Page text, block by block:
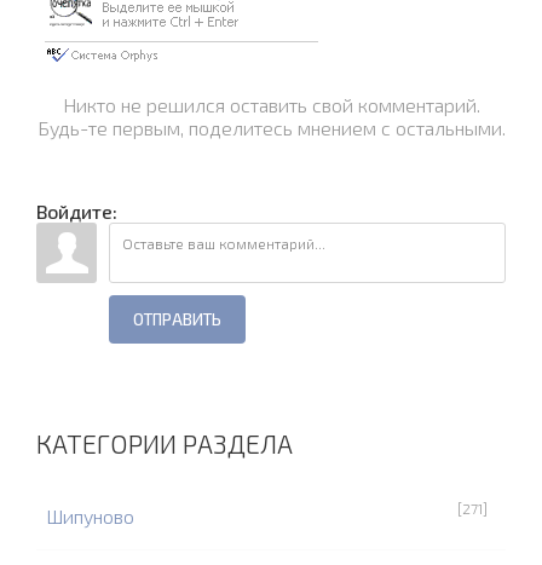
Никто не решился оставить свой комментарий.
Будь-те первым, поделитесь мнением с остальными.
Войдите:
ОТПРАВИТЬ
КАТЕГОРИИ РАЗДЕЛА
Шипуново [271]